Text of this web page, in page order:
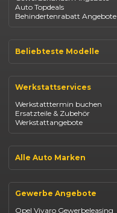
Auto Topdeals
Behindertenrabatt Angebote
Beliebteste Modelle
Opel Corsa
Fiat 500
Dacia Duster
Dacia Sandero
Jeep Compass
Suzuki Vitara
Suzuki Swift
Mazda CX-30
Werkstattservices
Werkstatttermin buchen
Ersatzteile & Zubehör
Werkstattangebote
Alle Auto Marken
Opel
Fiat
Gewerbe Angebote
Opel Vivaro Gewerbeleasing